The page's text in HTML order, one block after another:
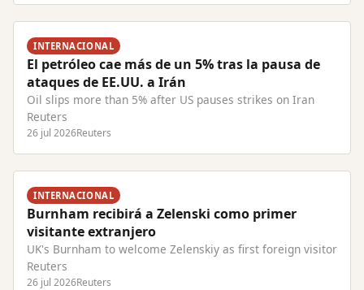
INTERNACIONAL
El petróleo cae más de un 5% tras la pausa de
ataques de EE.UU. a Irán
Oil slips more than 5% after US pauses strikes on Iran
Reuters
26 jul 2026Reuters
INTERNACIONAL
Burnham recibirá a Zelenski como primer
visitante extranjero
UK's Burnham to welcome Zelenskiy as first foreign visitor
Reuters
26 jul 2026Reuters